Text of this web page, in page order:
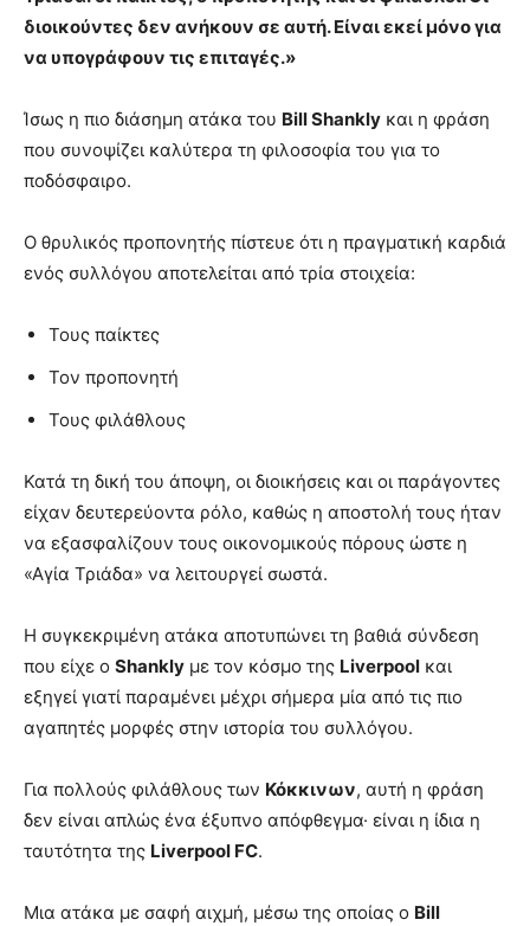
διοικούντες δεν ανήκουν σε αυτή. Είναι εκεί μόνο για
να υπογράφουν τις επιταγές.»
Ίσως η πιο διάσημη ατάκα του Bill Shankly και η φράση
που συνοψίζει καλύτερα τη φιλοσοφία του για το
ποδόσφαιρο.
Ο θρυλικός προπονητής πίστευε ότι η πραγματική καρδιά
ενός συλλόγου αποτελείται από τρία στοιχεία:
Τους παίκτες
Τον προπονητή
Τους φιλάθλους
Κατά τη δική του άποψη, οι διοικήσεις και οι παράγοντες
είχαν δευτερεύοντα ρόλο, καθώς η αποστολή τους ήταν
να εξασφαλίζουν τους οικονομικούς πόρους ώστε η
«Αγία Τριάδα» να λειτουργεί σωστά.
Η συγκεκριμένη ατάκα αποτυπώνει τη βαθιά σύνδεση
που είχε ο Shankly με τον κόσμο της Liverpool και
εξηγεί γιατί παραμένει μέχρι σήμερα μία από τις πιο
αγαπητές μορφές στην ιστορία του συλλόγου.
Για πολλούς φιλάθλους των Κόκκινων, αυτή η φράση
δεν είναι απλώς ένα έξυπνο απόφθεγμα· είναι η ίδια η
ταυτότητα της Liverpool FC.
Μια ατάκα με σαφή αιχμή, μέσω της οποίας ο Bill